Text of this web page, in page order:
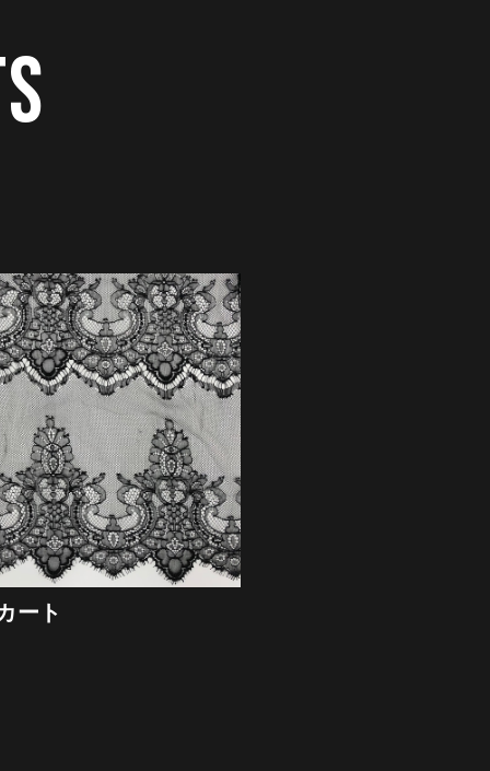
ート